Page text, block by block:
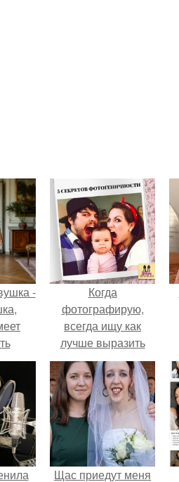
-
и
Когда
фотографирую,
всегда ищу как
лучше выразить
образ, показать
красоту девушки.
Щас приедут меня